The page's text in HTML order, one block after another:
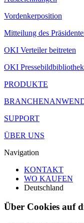
Vordenkerposition
Mitteilung des
OKI Verteiler beitreten
OKI Pressebildbibliothek
PRODUKTE
SUPPORT
ÜBER UNS
Navigation
KONTAKT
WO KAUFEN
Deutschland
Über Cookies auf